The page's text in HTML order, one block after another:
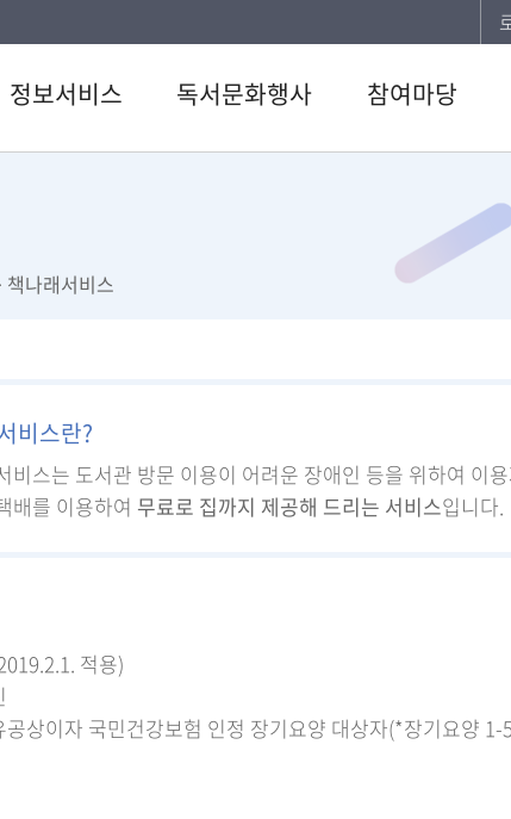
정보서비스
도서관
서관
서비스
북큐레이션
독서문화행사 참여마당
이용자게시판
신청서비스
책나래서비스
비스란?
비스는 도서관 방문 이용이 어려운 장애인 등을 위하여 이
배를 이용하여 무료로 집까지 제공해 드리는 서비스입니다.
적용)
상이자 국민건강보험 인정 장기요양 대상자(*장기요양 1-